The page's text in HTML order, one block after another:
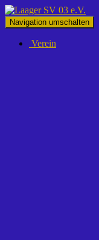
Navigation umschalten
Verein